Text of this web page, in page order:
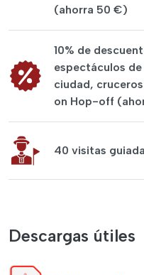
(ahorra 50 €)
10% de
espectáculos
ciudad,
on Hop-off
40 visitas
Descargas útiles